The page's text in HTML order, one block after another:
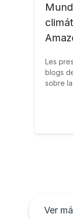
Les
blogs
sobre
Ver